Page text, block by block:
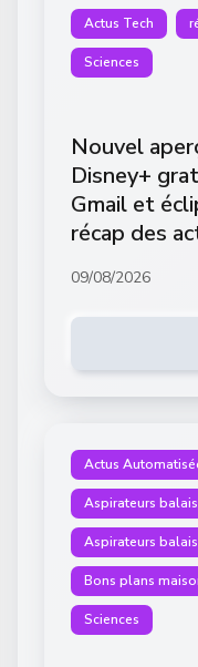
Actus Tech
Sciences
Nouvel
Disney+
Gmail et
récap des
09/08/2026
Actus
Aspirateurs
Aspirateurs
Bons plans
Sciences